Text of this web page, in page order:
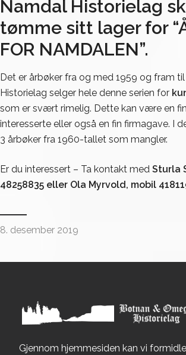
Namdal Historielag
tømme sitt lager for
FOR NAMDALEN”.
Det er årbøker fra og med 1959 og fram
Historielag selger hele denne serien for
som er svært rimelig. Dette kan være en
interesserte eller også en fin firmagave. I
3 årbøker fra 1960-tallet som mangler.
Er du interessert – Ta kontakt med Sturla
48258835 eller Ola Myrvold, mobil
8. desember 2019
Gjennom hjemmesiden kan vi